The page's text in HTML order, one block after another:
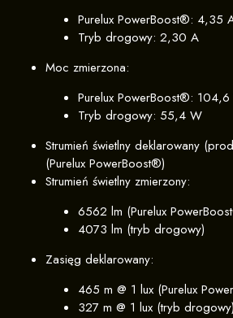
Purelux PowerBoost®: 4,35
Tryb drogowy: 2,30 A
Moc zmierzona:
Purelux PowerBoost®:
Tryb drogowy: 55,4 W
Strumień świetlny deklarowany
(Purelux PowerBoost®)
Strumień świetlny zmierzony:
6562 lm (Purelux
4073 lm (tryb drogowy)
Zasięg deklarowany:
465 m @ 1 lux (Purelux
327 m @ 1 lux (tryb drogowy)